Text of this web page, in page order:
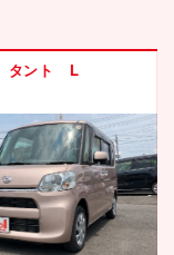
タント L